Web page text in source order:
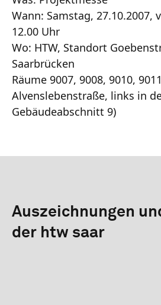
Wann: Samstag, 27.10.2007,
12.00 Uhr
Wo: HTW, Standort
Saarbrücken
Räume 9007, 9008, 9010,
Alvenslebenstraße, links in
Gebäudeabschnitt 9)
Auszeichnungen
der htw saar